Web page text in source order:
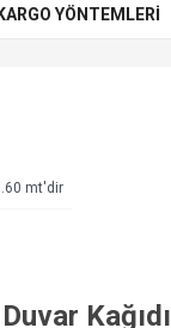
KARGO YÖNTEMLERI
mt'dir
Kağıdı